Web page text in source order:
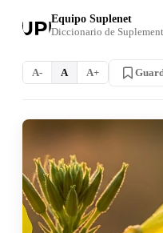
Equipo Suplenet
Diccionario de
A- A A+